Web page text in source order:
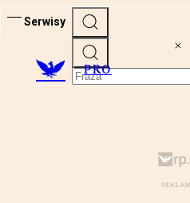
Serwisy
PRO